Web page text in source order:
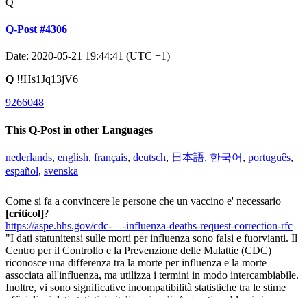
Q-Post #4306
Date: 2020-05-21 19:44:41 (UTC +1)
Q !!Hs1Jq13jV6
9266048
This Q-Post in other Languages
nederlands, english, français, deutsch, 日本語, 한국어 , português,
español, svenska
Come si fa a convincere le persone che un vaccino e' necessario
[criticol]?
https://aspe.hhs.gov/cdc-—-influenza-deaths-request-correction-rfc
"I dati statunitensi sulle morti per influenza sono falsi e fuorvianti. Il
Centro per il Controllo e la Prevenzione delle Malattie (CDC)
riconosce una differenza tra la morte per influenza e la morte
associata all'influenza, ma utilizza i termini in modo intercambiabile.
Inoltre, vi sono significative incompatibilità statistiche tra le stime